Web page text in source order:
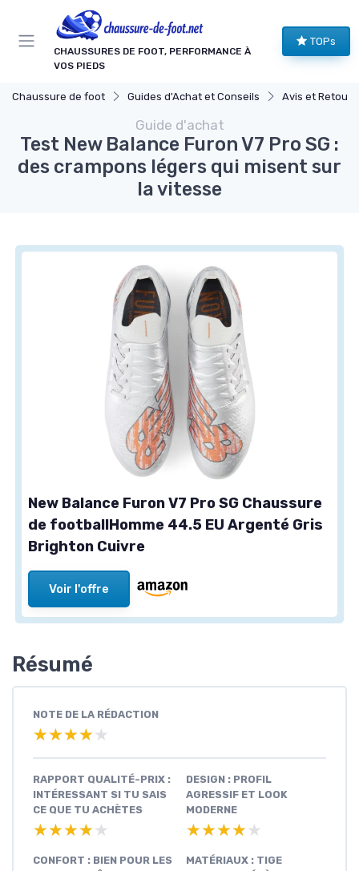
CHAUSSURES DE FOOT, PERFORMANCE À
VOS PIEDS
TOPs
Chaussure de foot Guides d'Achat et Conseils Avis et
Guide d'achat
Test New Balance Furon V7 Pro SG :
des crampons légers qui misent sur
la vitesse
New Balance Furon V7 Pro SG Chaussure
de footballHomme 44.5 EU Argenté Gris
Brighton Cuivre
Voir l'offre
Résumé
NOTE DE LA RÉDACTION
★★★★★
★★★★★
RAPPORT QUALITÉ-PRIX :
INTÉRESSANT SI TU SAIS
CE QUE TU ACHÈTES
★★★★★
★★★★★
DESIGN : PROFIL
AGRESSIF ET LOOK
MODERNE
★★★★★
★★★★★
CONFORT : BIEN POUR LES
MATÉRIAUX : TIGE
Panneau de gestion des cookies